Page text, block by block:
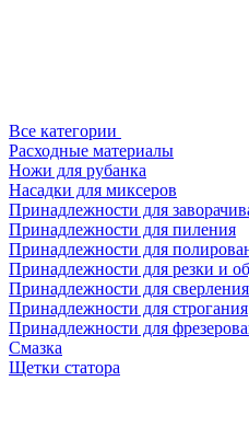
Все категории
Расходные материалы
Ножи для рубанка
Насадки для миксеров
Принадлежности для
Принадлежности для пиления
Принадлежности для
Принадлежности для резки и
Принадлежности для
Принадлежности для строгания
Принадлежности для
Смазка
Щетки статора